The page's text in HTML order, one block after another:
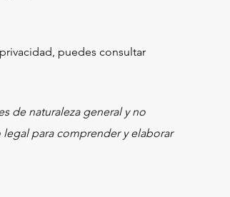
puedes consultar
de naturaleza general y no
para comprender y elaborar